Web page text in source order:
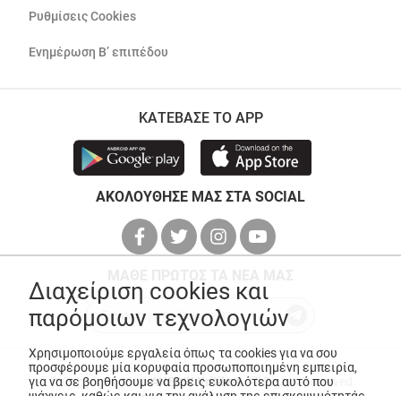
Ρυθμίσεις Cookies
Ενημέρωση Β’ επιπέδου
ΚΑΤΕΒΑΣΕ ΤΟ APP
ΑΚΟΛΟΥΘΗΣΕ ΜΑΣ ΣΤΑ SOCIAL
© Copyright 2026ANEDIK Kritikos. All Rights Reserved
Διαχείριση cookies και
παρόμοιων τεχνολογιών
Χρησιμοποιούμε εργαλεία όπως τα cookies για να σου
προσφέρουμε μία κορυφαία προσωποποιημένη εμπειρία,
για να σε βοηθήσουμε να βρεις ευκολότερα αυτό που